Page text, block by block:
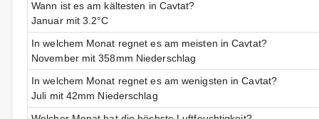
Wann ist es am kältesten in Cavtat?
Januar mit 3.2°C
In welchem Monat regnet es am meisten in Cavtat?
November mit 358mm Niederschlag
In welchem Monat regnet es am wenigsten in Cavtat?
Juli mit 42mm Niederschlag